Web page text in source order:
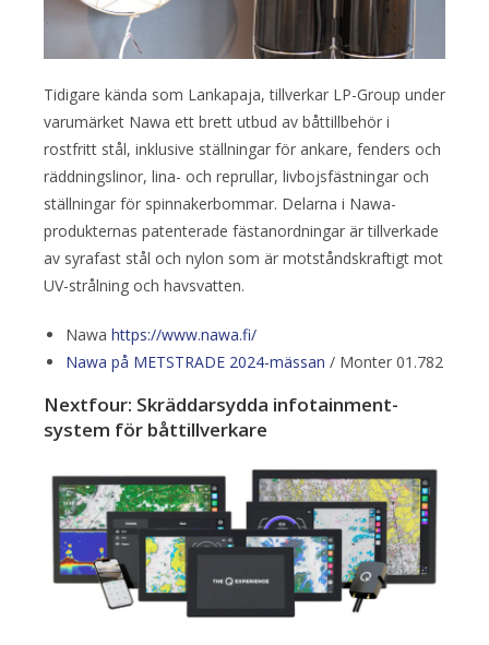
Tidigare kända som Lankapaja, tillverkar LP-Group under
varumärket Nawa ett brett utbud av båttillbehör i
rostfritt stål, inklusive ställningar för ankare, fenders och
räddningslinor, lina- och reprullar, livbojsfästningar och
ställningar för spinnakerbommar. Delarna i Nawa-
produkternas patenterade fästanordningar är tillverkade
av syrafast stål och nylon som är motståndskraftigt mot
UV-strålning och havsvatten.
Nawa https://www.nawa.fi/
Nawa på METSTRADE 2024-mässan / Monter 01.782
Nextfour: Skräddarsydda infotainment-
system för båttillverkare